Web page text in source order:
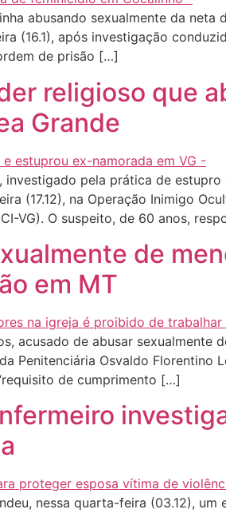
abusando sexualmente da
(16.1), após investigação
de prisão […]
religioso que
Grande
investigado pela prática de
(17.12), na Operação Inimigo
VG). O suspeito, de 60 anos,
de
em MT
acusado de abusar
Penitenciária Osvaldo
de cumprimento […]
nessa quarta-feira (03.12),